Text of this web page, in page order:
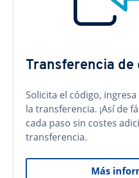
Transferencia de
Solicita el código,
la transferencia. ¡Así de
cada paso sin costes
transferencia.
Más